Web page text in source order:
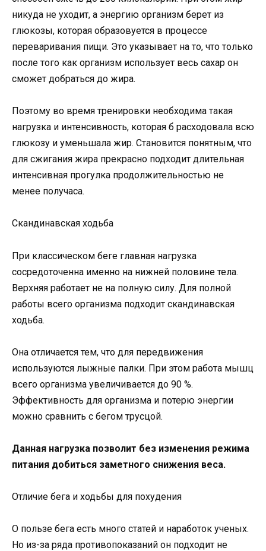
никуда не уходит, а энергию организм берет из
глюкозы, которая образовуется в процессе
переваривания пищи. Это указывает на то, что только
после того как организм использует весь сахар он
сможет добраться до жира.
Поэтому во время тренировки необходима такая
нагрузка и интенсивность, которая б расходовала всю
глюкозу и уменьшала жир. Становится понятным, что
для сжигания жира прекрасно подходит длительная
интенсивная прогулка продолжительностью не
менее получаса.
Скандинавская ходьба
При классическом беге главная нагрузка
сосредоточенна именно на нижней половине тела.
Верхняя работает не на полную силу. Для полной
работы всего организма подходит скандинавская
ходьба.
Она отличается тем, что для передвижения
используются лыжные палки. При этом работа мышц
всего организма увеличивается до 90 %.
Эффективность для организма и потерю энергии
можно сравнить с бегом трусцой.
Данная нагрузка позволит без изменения режима
питания добиться заметного снижения веса.
Отличие бега и ходьбы для похудения
О пользе бега есть много статей и наработок ученых.
Но из-за ряда противопоказаний он подходит не